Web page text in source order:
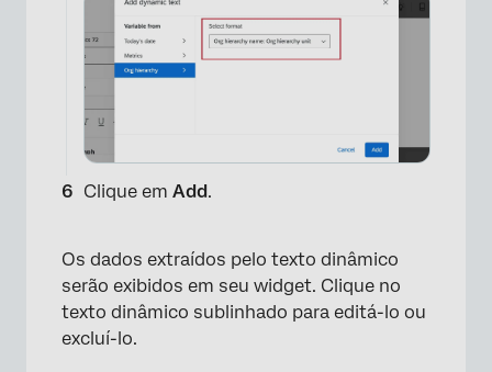
Clique em Add.
Os dados extraídos pelo texto dinâmico
serão exibidos em seu widget. Clique no
texto dinâmico sublinhado para editá-lo ou
excluí-lo.